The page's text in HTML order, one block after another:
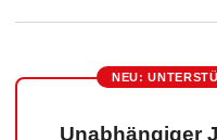
NEU:
Unabhängiger